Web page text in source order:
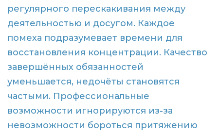
регулярного перескакивания между
деятельностью и досугом. Каждое
помеха подразумевает времени для
восстановления концентрации. Качество
завершённых обязанностей
уменьшается, недочёты становятся
частыми. Профессиональные
возможности игнорируются из-за
невозможности бороться притяжению